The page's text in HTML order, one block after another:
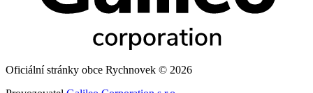
Oficiální stránky obce Rychnovek © 2026